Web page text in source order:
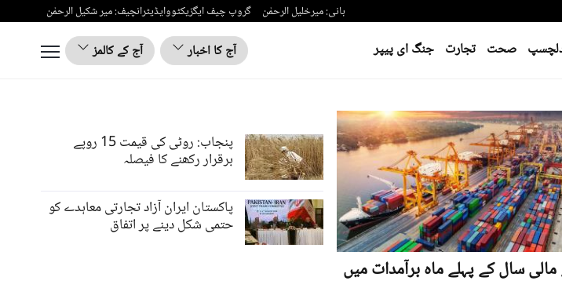
بانی: میرخلیل الرحمٰن گروپ چیف ایگزیکٹووایڈیٹرانچیف: میر شکیل الرحمٰن
صحت تجارت جنگ ای پیپر آج کا اخبار آج کے کالمز
مالی سال کے پہلے ماہ برآمدات میں
پنجاب: روٹی کی قیمت 15 روپے
برقرار رکھنے کا فیصلہ
پاکستان ایران آزاد تجارتی معاہدے کو
حتمی شکل دینے پر اتفاق